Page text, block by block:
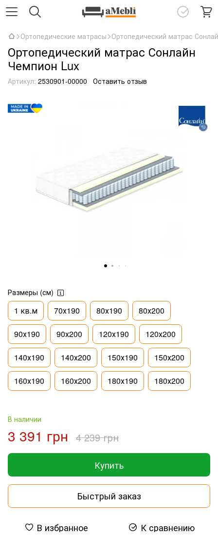
Ортопедические матрасы Ортопедический матрас
Ортопедический матрас Сонлайн
Чемпион Lux
Артикул: 2530901-00000 Оставить отзыв
Размеры (см)
1 кв.м 70х190 80х190 80х200
90х190 90х200 120х190 120х200
140х190 140х200 150х190 150х200
160х190 160х200 180х190 180х200
В наличии
3 391 грн 4 239 грн
Купить
Быстрый заказ
В избранное К сравнению